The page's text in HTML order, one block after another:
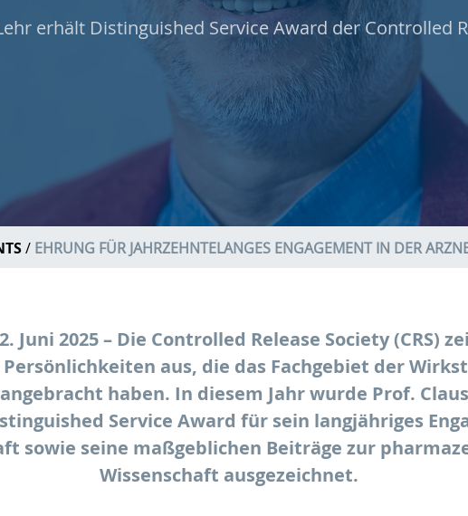
erhält Distinguished Service Award der Controlled
EHRUNG FÜR JAHRZEHNTELANGES ENGAGEMENT IN DER
Juni 2025 – Die Controlled Release Society (CRS)
aus, die das Fachgebiet der
haben. In diesem Jahr wurde Prof.
Service Award für sein langjähriges
sowie seine maßgeblichen Beiträge zur
Wissenschaft ausgezeichnet.